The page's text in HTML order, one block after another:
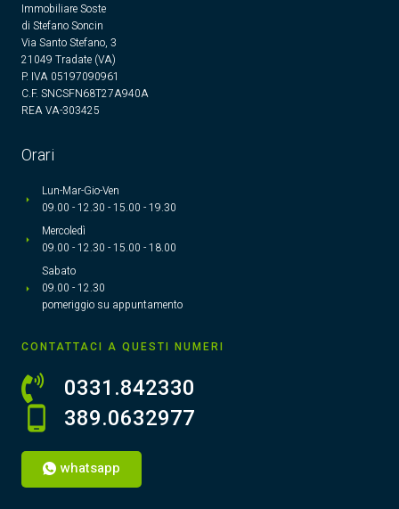
Immobiliare Soste
di Stefano Soncin
Via Santo Stefano, 3
21049 Tradate (VA)
P. IVA 05197090961
C.F. SNCSFN68T27A940A
REA VA-303425
Orari
Lun-Mar-Gio-Ven
09.00 - 12.30 - 15.00 - 19.30
Mercoledì
09.00 - 12.30 - 15.00 - 18.00
Sabato
09.00 - 12.30
pomeriggio su appuntamento
CONTATTACI A QUESTI NUMERI
0331.842330
389.0632977
whatsapp